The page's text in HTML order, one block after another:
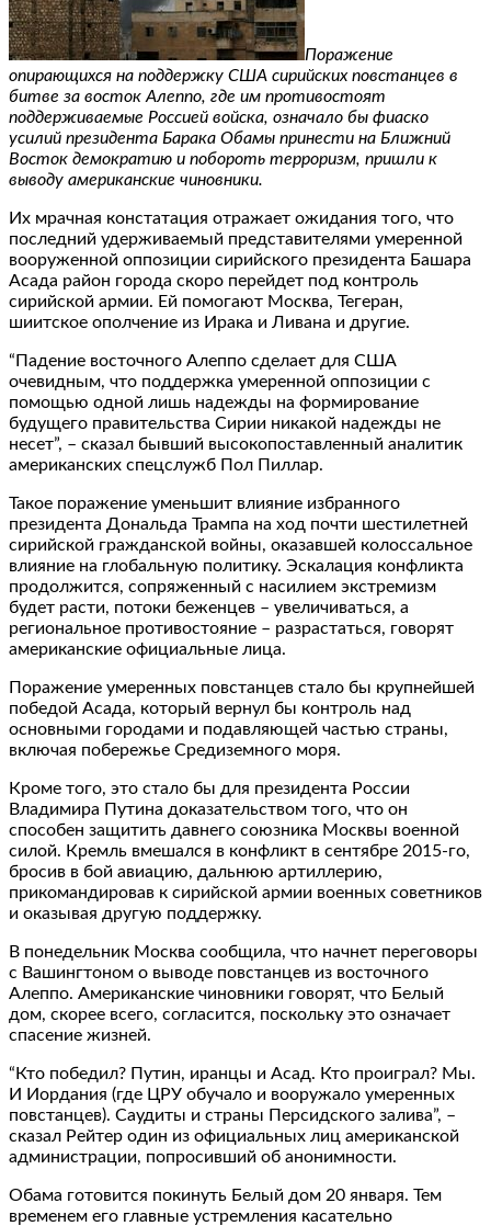
Поражение
опирающихся на поддержку США сирийских повстанцев в
битве за восток Алеппо, где им противостоят
поддерживаемые Россией войска, означало бы фиаско
усилий президента Барака Обамы принести на Ближний
Восток демократию и побороть терроризм, пришли к
выводу американские чиновники.
Их мрачная констатация отражает ожидания того, что
последний удерживаемый представителями умеренной
вооруженной оппозиции сирийского президента Башара
Асада район города скоро перейдет под контроль
сирийской армии. Ей помогают Москва, Тегеран,
шиитское ополчение из Ирака и Ливана и другие.
“Падение восточного Алеппо сделает для США
очевидным, что поддержка умеренной оппозиции с
помощью одной лишь надежды на формирование
будущего правительства Сирии никакой надежды не
несет”, – сказал бывший высокопоставленный аналитик
американских спецслужб Пол Пиллар.
Такое поражение уменьшит влияние избранного
президента Дональда Трампа на ход почти шестилетней
сирийской гражданской войны, оказавшей колоссальное
влияние на глобальную политику. Эскалация конфликта
продолжится, сопряженный с насилием экстремизм
будет расти, потоки беженцев – увеличиваться, а
региональное противостояние – разрастаться, говорят
американские официальные лица.
Поражение умеренных повстанцев стало бы крупнейшей
победой Асада, который вернул бы контроль над
основными городами и подавляющей частью страны,
включая побережье Средиземного моря.
Кроме того, это стало бы для президента России
Владимира Путина доказательством того, что он
способен защитить давнего союзника Москвы военной
силой. Кремль вмешался в конфликт в сентябре 2015-го,
бросив в бой авиацию, дальнюю артиллерию,
прикомандировав к сирийской армии военных советников
и оказывая другую поддержку.
В понедельник Москва сообщила, что начнет переговоры
с Вашингтоном о выводе повстанцев из восточного
Алеппо. Американские чиновники говорят, что Белый
дом, скорее всего, согласится, поскольку это означает
спасение жизней.
“Кто победил? Путин, иранцы и Асад. Кто проиграл? Мы.
И Иордания (где ЦРУ обучало и вооружало умеренных
повстанцев). Саудиты и страны Персидского залива”, –
сказал Рейтер один из официальных лиц американской
администрации, попросивший об анонимности.
Обама готовится покинуть Белый дом 20 января. Тем
временем его главные устремления касательно